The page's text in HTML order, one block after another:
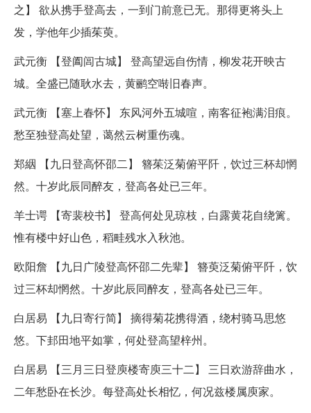
之】 欲从携手登高去，一到门前意已无。那得更将头上
发，学他年少插茱萸。
武元衡 【登阖闾古城】 登高望远自伤情，柳发花开映古
城。全盛已随耿水去，黄鹂空啭旧春声。
武元衡 【塞上春怀】 东风河外五城喧，南客征袍满泪痕。
愁至独登高处望，蔼然云树重伤魂。
郑絪 【九日登高怀邵二】 簪茱泛菊俯平阡，饮过三杯却惘
然。十岁此辰同醉友，登高各处已三年。
羊士谔 【寄裴校书】 登高何处见琼枝，白露黄花自绕篱。
惟有楼中好山色，稻畦残水入秋池。
欧阳詹 【九日广陵登高怀邵二先辈】 簪萸泛菊俯平阡，饮
过三杯却惘然。十岁此辰同醉友，登高各处已三年。
白居易 【九日寄行简】 摘得菊花携得酒，绕村骑马思悠
悠。下邽田地平如掌，何处登高望梓州。
白居易 【三月三日登庾楼寄庾三十二】 三日欢游辞曲水，
二年愁卧在长沙。每登高处长相忆，何况兹楼属庾家。